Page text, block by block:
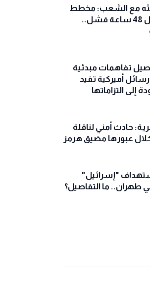
مع الشعب: مخطط
إسقاط إيران خلال 48 ساعة فشل..
تفاهمات مبدئية
أميركية تفيد
إلى التزاماتها
حادث أمني لناقلة
عبورها مضيق هرمز
"إسرائيل"
طهران.. ما التفاصيل؟